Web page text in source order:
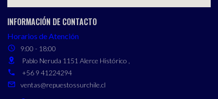
INFORMACIÓN DE CONTACTO
Horarios de Atención
9:00 - 18:00
Pablo Neruda 1151 Alerce Histórico ,
+56 9 41224294
ventas@repuestossurchile.cl